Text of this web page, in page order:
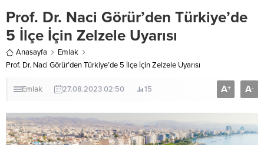
Prof. Dr. Naci Görür’den Türkiye’de
5 İlçe İçin Zelzele Uyarısı
Anasayfa
Emlak
Prof. Dr. Naci Görür’den Türkiye’de 5 İlçe İçin Zelzele Uyarısı
Emlak 27.08.2023 02:50 15 A+ A-